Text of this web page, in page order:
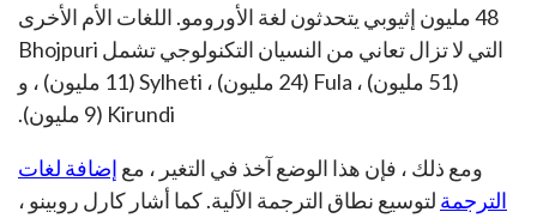
48 مليون إثيوبي يتحدثون لغة الأورومو. اللغات الأم الأخرى
التي لا تزال تعاني من النسيان التكنولوجي تشمل Bhojpuri
(51 مليون) ، Fula (24 مليون) ، Sylheti (11 مليون) ، و
Kirundi (9 مليون).
ومع ذلك ، فإن هذا الوضع آخذ في التغير ، مع إضافة لغات
الترجمة لتوسيع نطاق الترجمة الآلية. كما أشار كارل روبينو ،